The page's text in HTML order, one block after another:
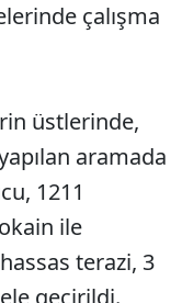
çalışma
üstlerinde,
aramada
1211
ile
terazi, 3
geçirildi.